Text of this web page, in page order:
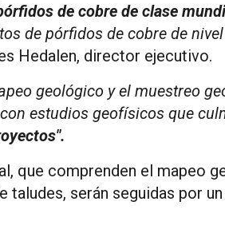
de cobre de clase
de pórfidos de cobre de
Hedalen, director ejecutivo.
geológico y el muestreo
estudios geofísicos que
que comprenden el mapeo
taludes, serán seguidas por